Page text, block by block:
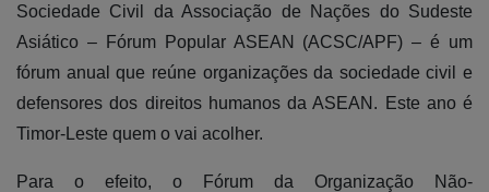
Sociedade Civil da Associação de Nações do Sudeste
Asiático – Fórum Popular ASEAN (ACSC/APF) – é um
fórum anual que reúne organizações da sociedade civil e
defensores dos direitos humanos da ASEAN. Este ano é
Timor-Leste quem o vai acolher.
Para o efeito, o Fórum da Organização Não-